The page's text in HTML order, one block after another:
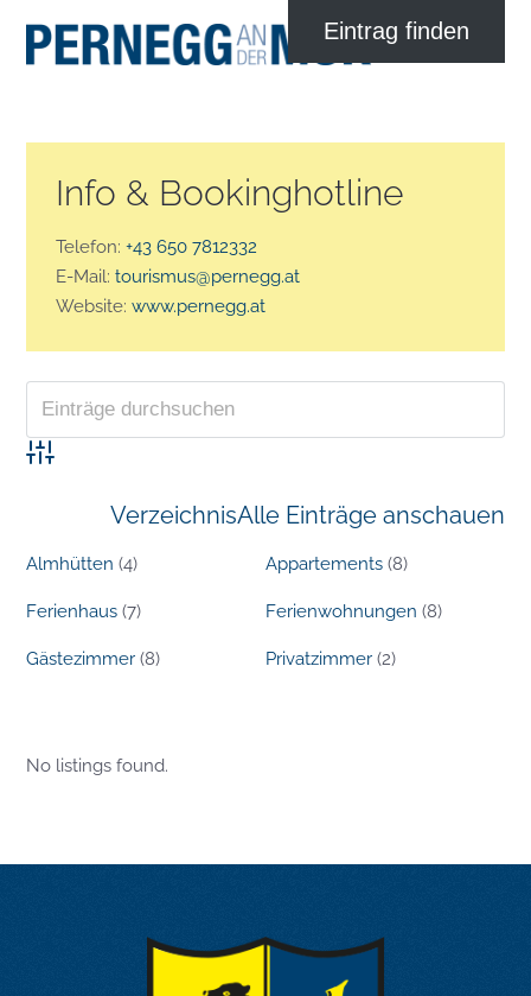
Info & Bookinghotline
Telefon:+43 650 7812332
E-Mail:tourismus@pernegg.at
Website:www.pernegg.at
Advanced Search
VerzeichnisAlle Einträge anschauen
Almhütten (4) Appartements (8)
Ferienhaus (7) Ferienwohnungen (8)
Gästezimmer (8) Privatzimmer (2)
No listings found.